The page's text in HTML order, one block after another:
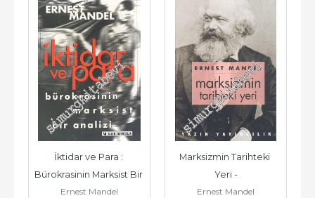
İktidar ve Para :
Bürokrasinin Marksist Bir
Analizi -
Ernest Mandel
Marksizmin Tarihteki
Yeri -
Ernest Mandel